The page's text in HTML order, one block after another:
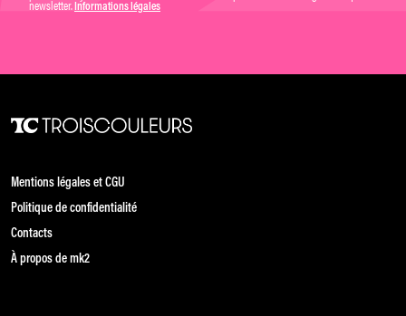
newsletter. Informations légales
Mentions légales et CGU
Politique de confidentialité
Contacts
À propos de mk2